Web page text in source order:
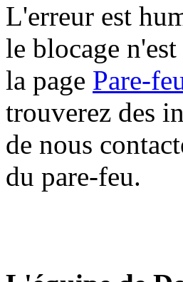
L'erreur est
le blocage
la page Pare-
trouverez des
de nous
du pare-feu.